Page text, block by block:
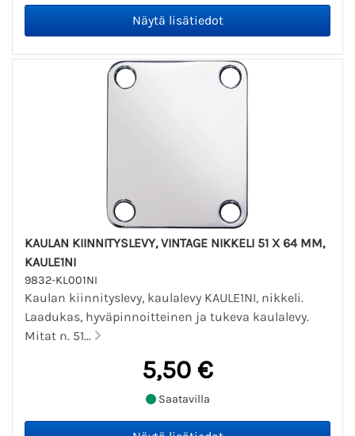
KAULAN KIINNITYSLEVY, VINTAGE NIKKELI 51 X 64 MM,
KAULE1NI
9832-KL001NI
Kaulan kiinnityslevy, kaulalevy KAULE1NI, nikkeli.
Laadukas, hyväpinnoitteinen ja tukeva kaulalevy.
Mitat n. 51...
5,50 €
Saatavilla